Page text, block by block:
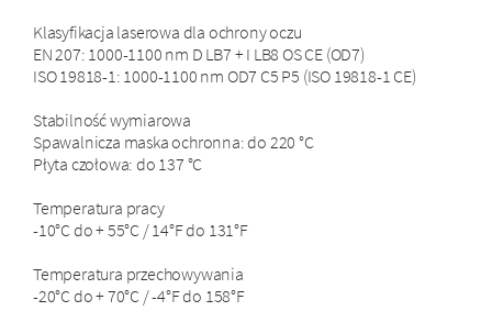
Klasyfikacja laserowa dla ochrony oczu
EN 207: 1000-1100 nm D LB7 + I LB8 OS CE (OD7)
ISO 19818-1: 1000-1100 nm OD7 C5 P5 (ISO 19818-1 CE)
Stabilność wymiarowa
Spawalnicza maska ochronna: do 220 °C
Płyta czołowa: do 137 °C
Temperatura pracy
-10°C do + 55°C / 14°F do 131°F
Temperatura przechowywania
-20°C do + 70°C / -4°F do 158°F